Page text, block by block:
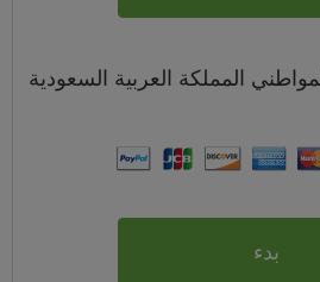
المملكة العربية السعودية
بدء